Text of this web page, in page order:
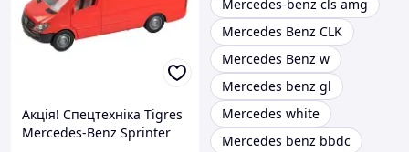
Акція! Спецтехніка Tigres
Mercedes-Benz Sprinter
Mercedes-benz cls amg
Mercedes Benz CLK
Mercedes Benz w
Mercedes benz gl
Mercedes white
Mercedes benz bbdc